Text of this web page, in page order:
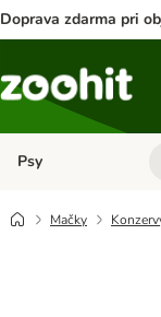
Doprava zdarma pri
Psy
Mačky